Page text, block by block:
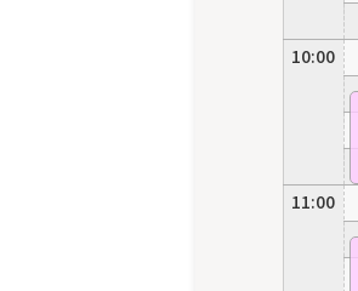
10:00
11:00